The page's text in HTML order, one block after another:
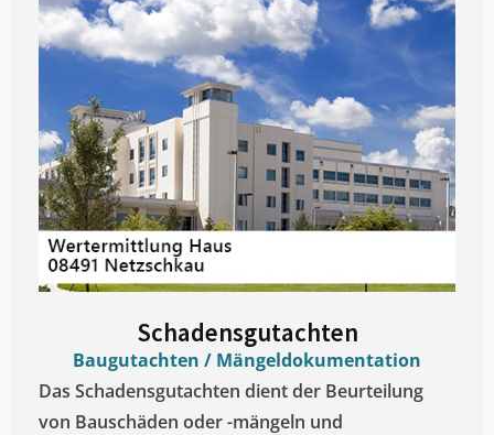
Schadensgutachten
Baugutachten / Mängeldokumentation
Das Schadensgutachten dient der Beurteilung
von Bauschäden oder -mängeln und